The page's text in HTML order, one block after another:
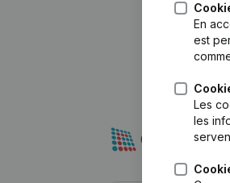
En
est
Les
les